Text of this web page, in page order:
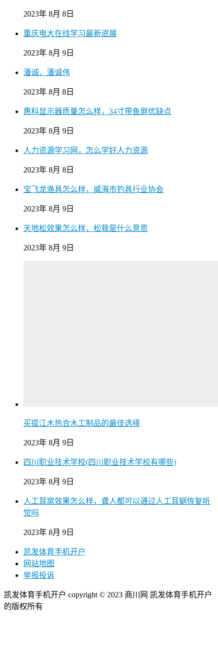
2023年 8月 8日
重庆电大在线学习最新进展
2023年 8月 9日
潘诚，潘诚伟
2023年 8月 8日
惠科显示器质量怎么样，34寸带鱼屏优缺点
2023年 8月 9日
人力资源学习网，怎么学好人力资源
2023年 8月 8日
宝飞龙渔具怎么样，威海市钓具行业协会
2023年 8月 9日
天地松效果怎么样，松我是什么意思
2023年 8月 9日
买提江木热合木工制品的最佳选择
2023年 8月 9日
四川职业技术学校(四川职业技术学校有哪些)
2023年 8月 9日
人工耳窝效果怎么样，聋人都可以通过人工耳蜗恢复听
觉吗
2023年 8月 9日
凯发体育手机开户
网站地图
举报投诉
凯发体育手机开户 copyright © 2023 商川网 凯发体育手机开户
的版权所有